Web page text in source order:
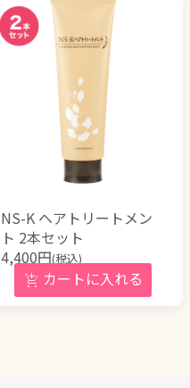
NS-K ヘアトリートメン
ト 2本セット
4,400円(税込)